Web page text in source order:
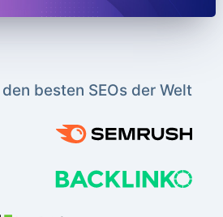
besten SEOs der Welt